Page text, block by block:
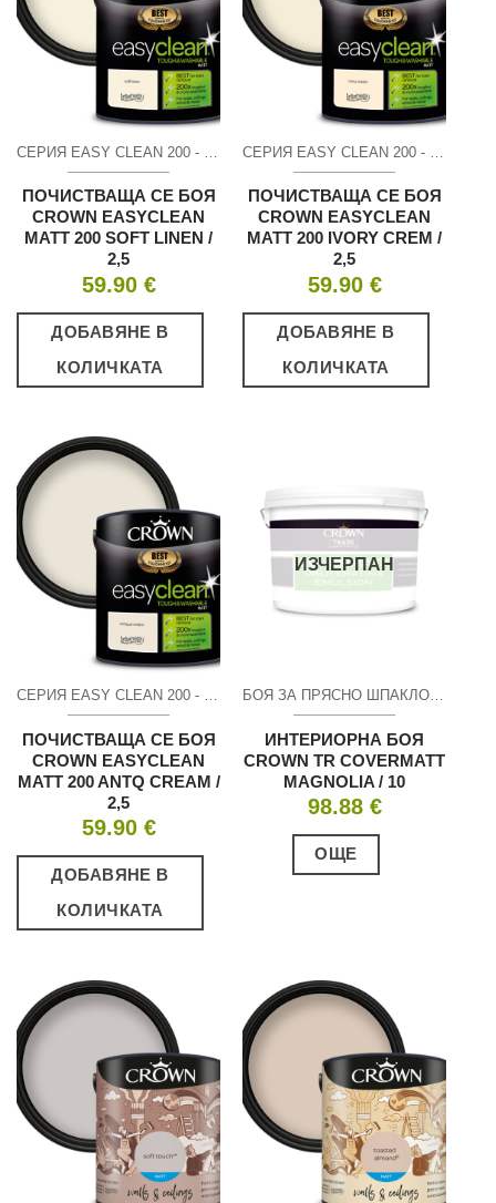
ПОЧИСТВАЩА СЕ БОЯ
CROWN EASYCLEAN
MATT 200 SOFT LINEN /
2,5
59.90 €
ДОБАВЯНЕ В
КОЛИЧКАТА
ПОЧИСТВАЩА СЕ БОЯ
CROWN EASYCLEAN
MATT 200 IVORY CREM /
2,5
59.90 €
ДОБАВЯНЕ В
КОЛИЧКАТА
СЕРИЯ EASY CLEAN 200 - МАТ
ПОЧИСТВАЩА СЕ БОЯ
CROWN EASYCLEAN
MATT 200 ANTQ CREAM /
2,5
59.90 €
ДОБАВЯНЕ В
КОЛИЧКАТА
ИЗЧЕРПАН
БОЯ ЗА ПРЯСНО ШПАКЛОВАНИ ПОВЪРХНОСТИ - МАТ
ИНТЕРИОРНА БОЯ
CROWN TR COVERMATT
MAGNOLIA / 10
98.88 €
ОЩЕ